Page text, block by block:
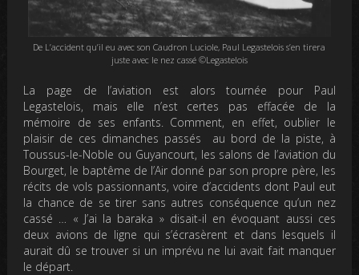
De L’accident qu’il eu avec son Caudron Luciole, Paul Legastelois s’en tirera
juste avec le nez cassé ©Legastelois
La page de l’aviation est alors tournée pour Paul
Legastelois, mais elle n’est certes pas effacée de la
mémoire de ses enfants. Comment, en effet, oublier le
plaisir de ces dimanches passés au bord de la piste, à
Toussus-le-Noble ou Guyancourt, les salons de l’aviation du
Bourget, le baptême de l’Air donné par son propre père, les
récits de vols passionnants, voire d’accidents dont Paul eut
la chance de se tirer sans autres conséquence qu’un nez
cassé … « J’ai la baraka » disait-il en évoquant aussi ces
deux avions de ligne qui s’écrasèrent et dans lesquels il
aurait dû se trouver si un imprévu ne lui avait fait manquer
le départ.